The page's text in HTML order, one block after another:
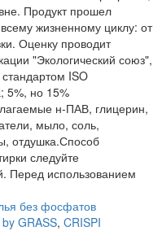
Продукт прошел
жизненному циклу: от
Оценку проводит
"Экологический союз",
стандартом ISO
5%, но 15%
н-ПАВ, глицерин,
мыло, соль,
отдушка.Способ
следуйте
Перед использованием
без фосфатов
GRASS, CRISPI